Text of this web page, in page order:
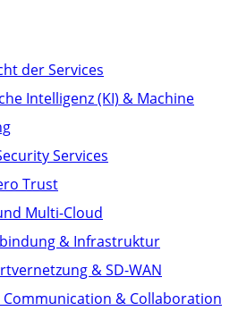
der Services
Intelligenz (KI) & Machine
Services
Trust
Multi-Cloud
& Infrastruktur
& SD-WAN
Communication & Collaboration